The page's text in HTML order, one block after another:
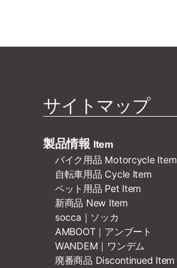
サイトマップ
製品情報 Item
バイク用品 Motorcycle Item
自転車用品 Cycle Item
ペット用品 Pet Item
新商品 New Item
socca｜ソッカ
AMBOOT｜アンブート
WANDEM｜ワンデム
廃番商品 Discontinued Item